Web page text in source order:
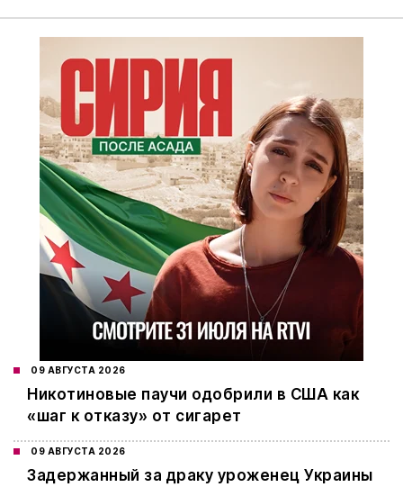
09 АВГУСТА 2026
Никотиновые паучи одобрили в США как
«шаг к отказу» от сигарет
09 АВГУСТА 2026
Задержанный за драку уроженец Украины